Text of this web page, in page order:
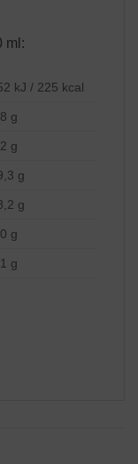
ml:
kJ / 225 kcal
g
g
g
g
g
g